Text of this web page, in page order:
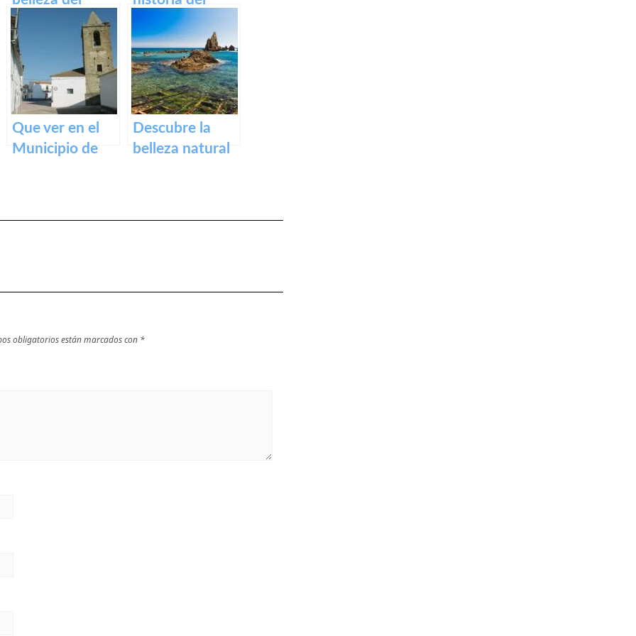
Casco Histórico
de Cáceres:
turismo cultural
en tu próxima
visita
impresionante
Puente Romano
de Alcántara
Que ver en el
Municipio de
Descubre la
belleza natural
obligatorios están marcados con *